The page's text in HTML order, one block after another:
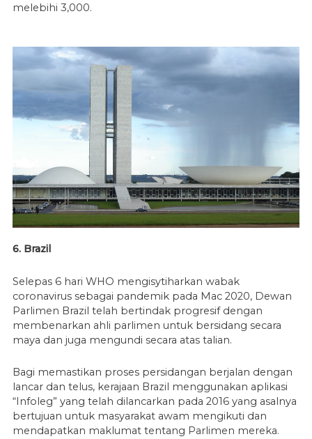
melebihi 3,000.
6. Brazil
Selepas 6 hari WHO mengisytiharkan wabak
coronavirus sebagai pandemik pada Mac 2020, Dewan
Parlimen Brazil telah bertindak progresif dengan
membenarkan ahli parlimen untuk bersidang secara
maya dan juga mengundi secara atas talian.
Bagi memastikan proses persidangan berjalan dengan
lancar dan telus, kerajaan Brazil menggunakan aplikasi
“Infoleg” yang telah dilancarkan pada 2016 yang asalnya
bertujuan untuk masyarakat awam mengikuti dan
mendapatkan maklumat tentang Parlimen mereka.